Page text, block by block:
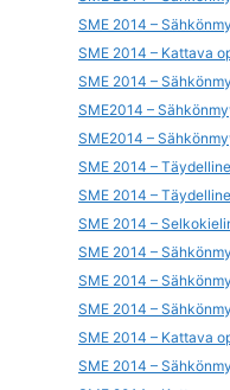
SME 2014 –
SME 2014 – Kattava
SME 2014 –
SME2014 –
SME2014 –
SME 2014 –
SME 2014 –
SME 2014 –
SME 2014 –
SME 2014 –
SME 2014 –
SME 2014 – Kattava
SME 2014 –